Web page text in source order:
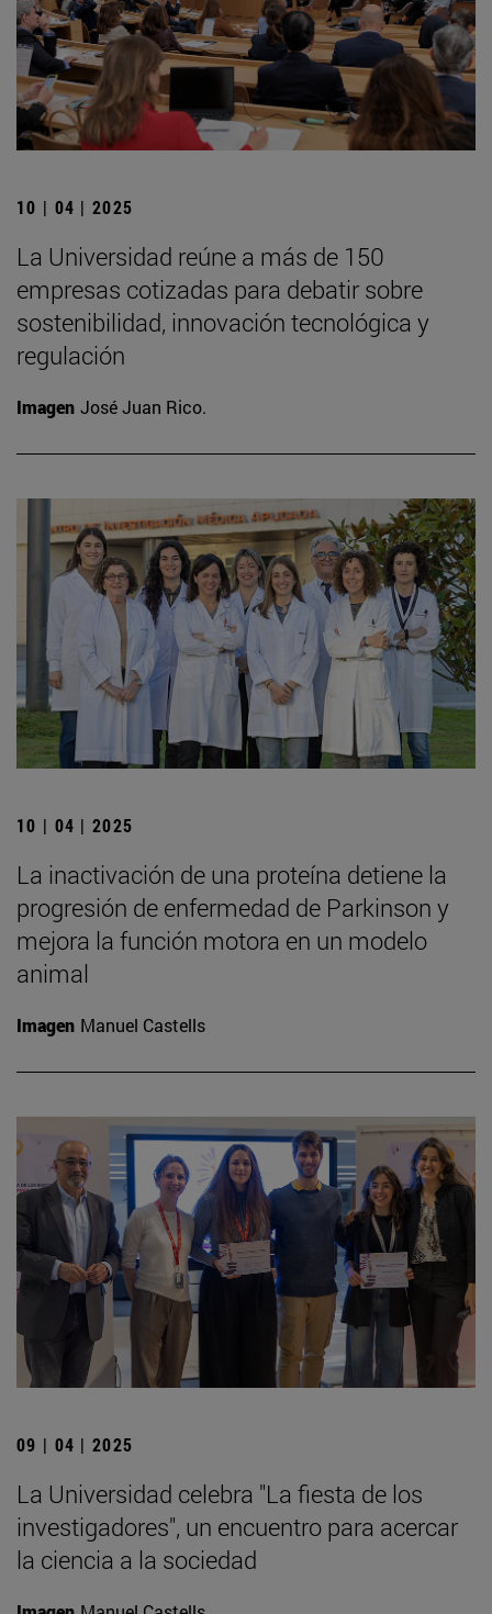
10 | 04 | 2025
La Universidad reúne a más de 150
empresas cotizadas para debatir sobre
sostenibilidad, innovación tecnológica y
regulación
Imagen José Juan Rico.
10 | 04 | 2025
La inactivación de una proteína detiene la
progresión de enfermedad de Parkinson y
mejora la función motora en un modelo
animal
Imagen Manuel Castells
09 | 04 | 2025
La Universidad celebra "La fiesta de los
investigadores", un encuentro para acercar
la ciencia a la sociedad